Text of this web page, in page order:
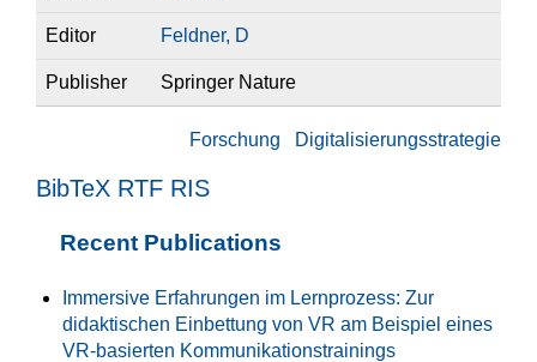
Editor Feldner, D
Publisher Springer Nature
Digitalisierungsstrategie
Forschung
BibTeX RTF RIS
Recent Publications
Immersive Erfahrungen im Lernprozess: Zur
didaktischen Einbettung von VR am Beispiel eines
VR-basierten Kommunikationstrainings